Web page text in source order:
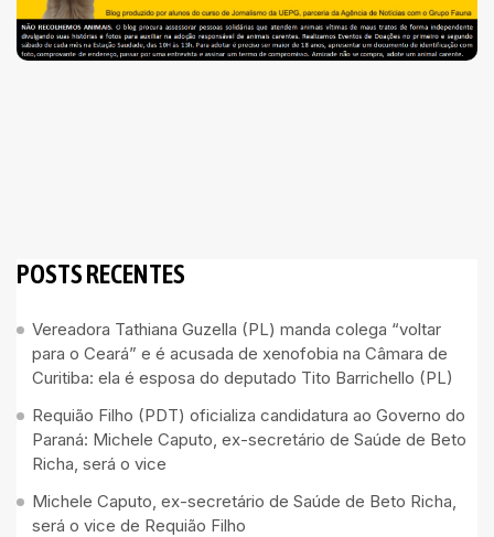
POSTS RECENTES
Vereadora Tathiana Guzella (PL) manda colega “voltar
para o Ceará” e é acusada de xenofobia na Câmara de
Curitiba: ela é esposa do deputado Tito Barrichello (PL)
Requião Filho (PDT) oficializa candidatura ao Governo do
Paraná: Michele Caputo, ex-secretário de Saúde de Beto
Richa, será o vice
Michele Caputo, ex-secretário de Saúde de Beto Richa,
será o vice de Requião Filho